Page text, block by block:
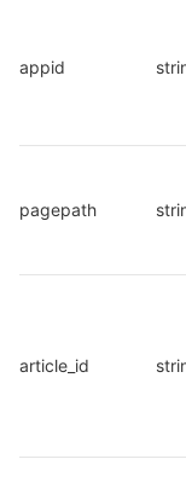
appid
pagepath
article_id